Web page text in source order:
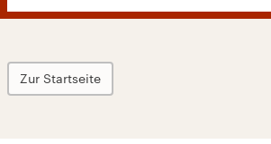
Zur Startseite